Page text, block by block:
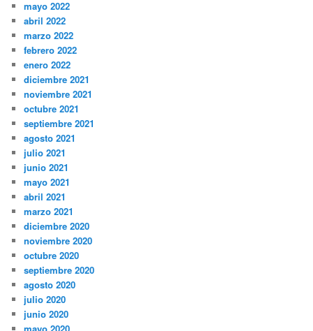
mayo 2022
abril 2022
marzo 2022
febrero 2022
enero 2022
diciembre 2021
noviembre 2021
octubre 2021
septiembre 2021
agosto 2021
julio 2021
junio 2021
mayo 2021
abril 2021
marzo 2021
diciembre 2020
noviembre 2020
octubre 2020
septiembre 2020
agosto 2020
julio 2020
junio 2020